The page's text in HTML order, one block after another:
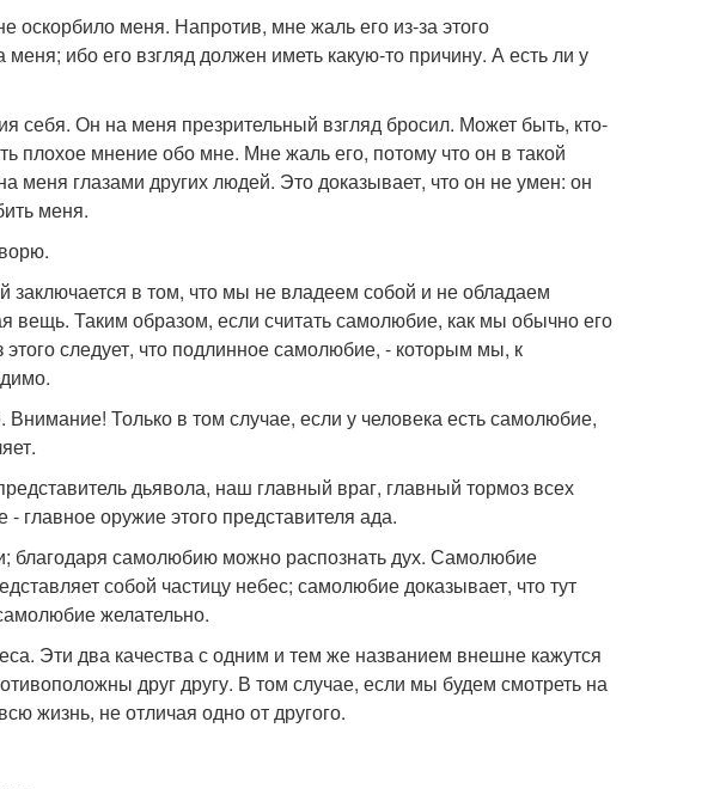
оскорбило меня. Напротив, мне жаль его из-за этого
ибо его взгляд должен иметь какую-то причину. А есть ли у
себя. Он на меня презрительный взгляд бросил. Может быть, кто-
плохое мнение обо мне. Мне жаль его, потому что он в такой
меня глазами других людей. Это доказывает, что он не умен: он
меня.
заключается в том, что мы не владеем собой и не обладаем
Таким образом, если считать самолюбие, как мы обычно его
следует, что подлинное самолюбие, - которым мы, к
Только в том случае, если у человека есть самолюбие,
дьявола, наш главный враг, главный тормоз всех
оружие этого представителя ада.
благодаря самолюбию можно распознать дух. Самолюбие
собой частицу небес; самолюбие доказывает, что тут
желательно.
Эти два качества с одним и тем же названием внешне кажутся
друг другу. В том случае, если мы будем смотреть на
жизнь, не отличая одно от другого.